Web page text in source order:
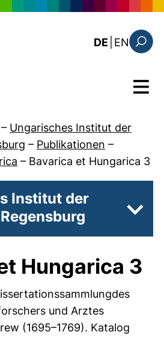
DE EN: the
Menü
– Ungarisches Institut der
– Publikationen –
– Bavarica et Hungarica 3
Institut der
Hungarica 3
und Arztes
(1695–1769). Katalog